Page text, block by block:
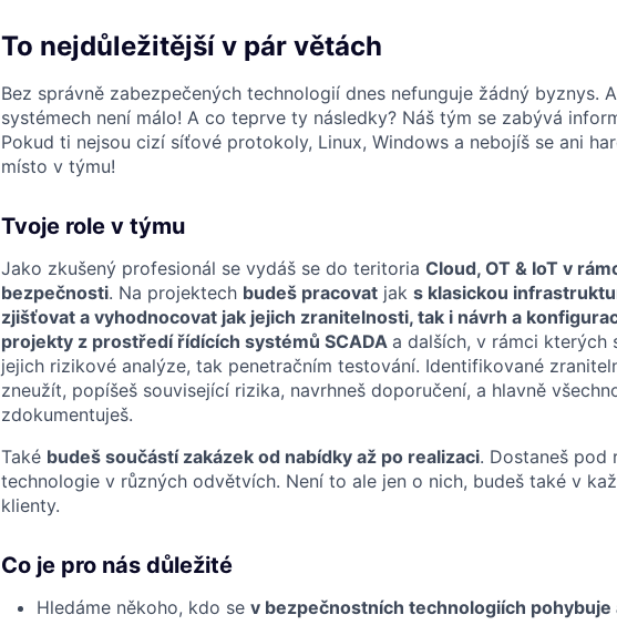
To nejdůležitější v pár větách
Bez správně zabezpečených technologií dnes nefunguje žádný byznys.
systémech není málo! A co teprve ty následky? Náš tým se zabývá
Pokud ti nejsou cizí síťové protokoly, Linux, Windows a nebojíš se ani
místo v týmu!
Tvoje role v týmu
Jako zkušený profesionál se vydáš se do teritoria Cloud, OT & IoT v
bezpečnosti. Na projektech budeš pracovat jak s klasickou
zjišťovat a vyhodnocovat jak jejich zranitelnosti, tak i návrh a
projekty z prostředí řídících systémů SCADA a dalších, v rámci kterých
jejich rizikové analýze, tak penetračním testování. Identifikované
zneužít, popíšeš související rizika, navrhneš doporučení, a hlavně
zdokumentuješ.
Také budeš součástí zakázek od nabídky až po realizaci. Dostaneš pod
technologie v různých odvětvích. Není to ale jen o nich, budeš také v
klienty.
Co je pro nás důležité
Hledáme někoho, kdo se v bezpečnostních technologiích pohybuje